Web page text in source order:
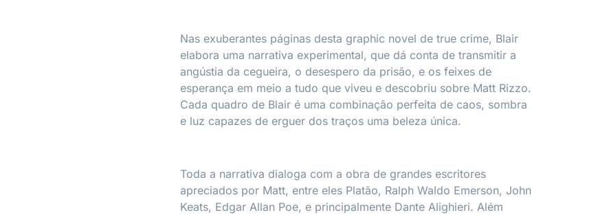
Nas exuberantes páginas desta graphic novel de true crime, Blair
elabora uma narrativa experimental, que dá conta de transmitir a
angústia da cegueira, o desespero da prisão, e os feixes de
esperança em meio a tudo que viveu e descobriu sobre Matt Rizzo.
Cada quadro de Blair é uma combinação perfeita de caos, sombra
e luz capazes de erguer dos traços uma beleza única.
Toda a narrativa dialoga com a obra de grandes escritores
apreciados por Matt, entre eles Platão, Ralph Waldo Emerson, John
Keats, Edgar Allan Poe, e principalmente Dante Alighieri. Além